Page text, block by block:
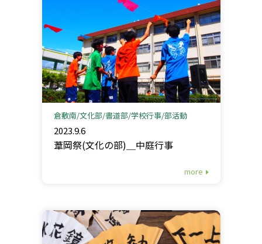
倉敷南 文化部 書道部 学校行事 部活動
2023.9.6
葦岡祭(文化の部)＿中庭行事
more